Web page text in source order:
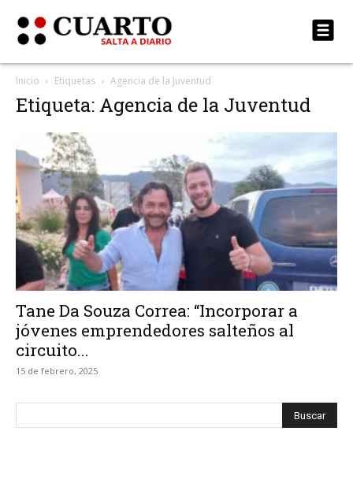
Inicio Etiquetas Agencia de la Juventud
Etiqueta: Agencia de la Juventud
Tane Da Souza Correa: “Incorporar a
jóvenes emprendedores salteños al
circuito...
15 de febrero, 2025